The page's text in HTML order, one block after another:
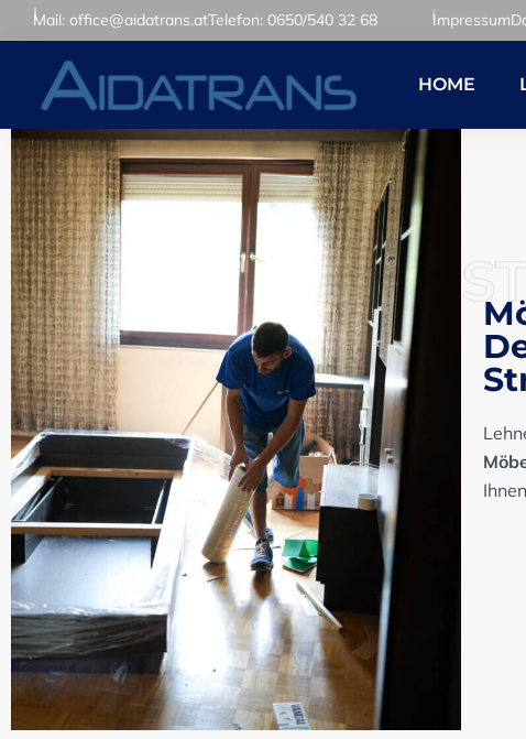
Mail: office@aidatrans.atTelefon: 0650/540 32 68 Impressum
HOME